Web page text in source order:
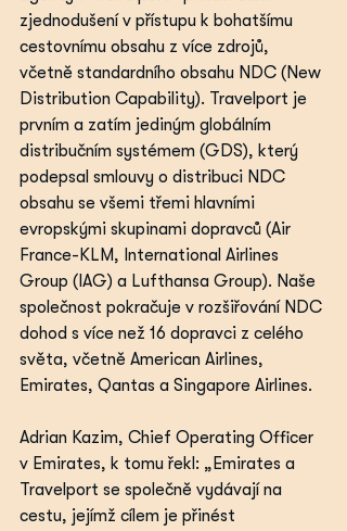
zjednodušení v přístupu k bohatšímu
cestovnímu obsahu z více zdrojů,
včetně standardního obsahu NDC (New
Distribution Capability). Travelport je
prvním a zatím jediným globálním
distribučním systémem (GDS), který
podepsal smlouvy o distribuci NDC
obsahu se všemi třemi hlavními
evropskými skupinami dopravců (Air
France-KLM, International Airlines
Group (IAG) a Lufthansa Group). Naše
společnost pokračuje v rozšiřování NDC
dohod s více než 16 dopravci z celého
světa, včetně American Airlines,
Emirates, Qantas a Singapore Airlines.
Adrian Kazim, Chief Operating Officer
v Emirates, k tomu řekl: „Emirates a
Travelport se společně vydávají na
cestu, jejímž cílem je přinést